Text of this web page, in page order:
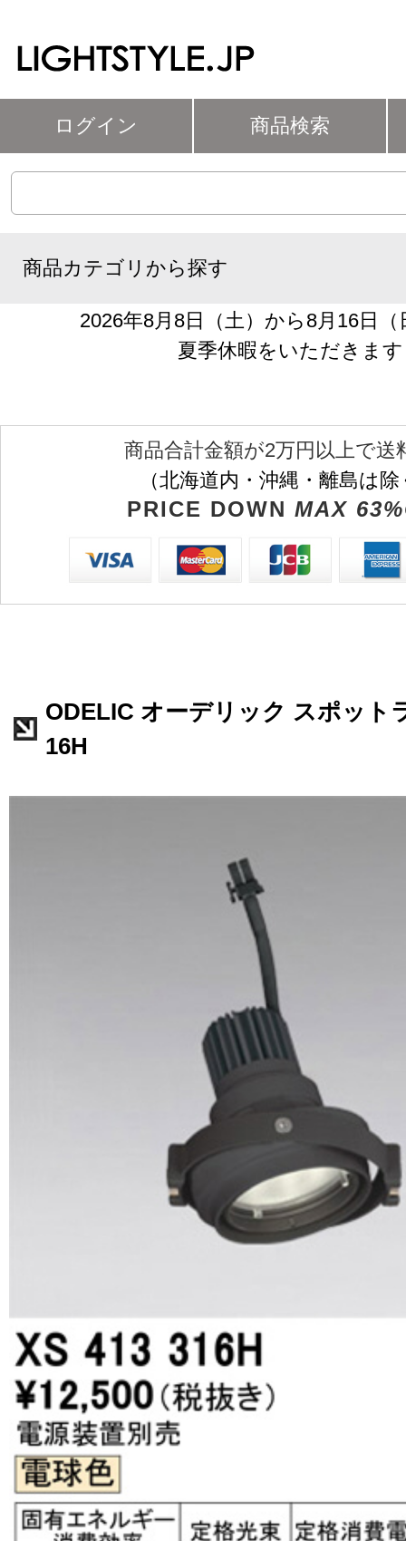
ログイン 商品検索
商品カテゴリから探す
2026年8月8日（土）から8月16日
夏季休暇をいただきます
商品合計金額が2万円以上で送
（北海道内・沖縄・離島は
PRICE DOWN MAX
ODELIC オーデリック スポット
16H